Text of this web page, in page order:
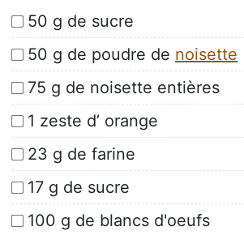
50 g de sucre
50 g de poudre de noisette
75 g de noisette entières
1 zeste d’ orange
23 g de farine
17 g de sucre
100 g de blancs d'oeufs